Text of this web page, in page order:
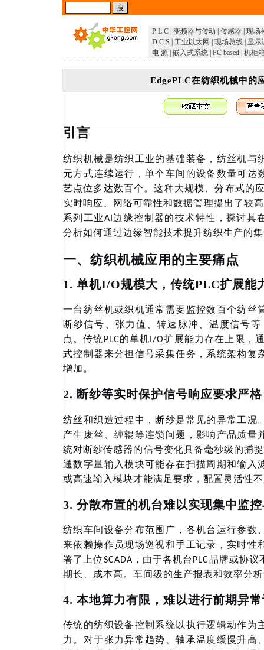
P L C 变频器与传动 传感器 现场
D C S
工业以太网 现场总线
显示
电 源 嵌入式系统 PC based 机柜
EdgePLC在纺织机械中的
引言
纺织机械是纺织工业的基础装备，纺丝机与
元方式连续运行，单个车间的设备数量可达
艺点位多达数百个。这种大规模、分布式的
实时响应、网络可靠性和数据管理提出了较
系列工业AI边缘控制器的技术特性，探讨其
分析如何通过边缘智能技术提升纺织生产的
一、纺织机械应用的主要痛点
1. 单机I/O规模大，传统PLC扩展能
一台纺丝机或织机通常需要监控数百个纺丝
断纱信号、张力值、转速脉冲、温度信号
点。传统PLC的单机I/O扩展能力存在上限，
式控制器来分担信号采集任务，系统架构复
增加。
2. 断纱等实时保护信号响应要求严格
纺丝和织造过程中，断纱是常见的异常工况
产生废丝、缠辊等连锁问题，影响产品质量
统对断纱传感器的信号变化具备毫秒级的捕
通数字量输入模块可能存在扫描周期和输入
或高速输入模块才能满足要求，配置灵活性
3. 分散布置的机台难以实现集中监
纺织车间设备分布范围广，各机台运行参数
来依赖操作员现场巡视和手工记录，实时性
署了上位SCADA，由于各机台PLC品牌或协
期长、成本高。车间级的生产报表和效率分
4. 本地算力有限，难以进行前期异
传统的纺织设备控制系统以执行逻辑动作为
力。对于张力异常趋势、轴承温度缓慢升高